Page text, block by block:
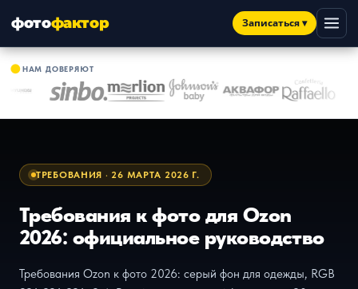
фотофактор Записаться▾
●НАМ ДОВЕРЯЮТ
ТРЕБОВАНИЯ · 26 МАРТА 2026 Г.
Требования к фото для Ozon
2026: официальное руководство
Требования Ozon к фото 2026: серый фон для одежды, RGB